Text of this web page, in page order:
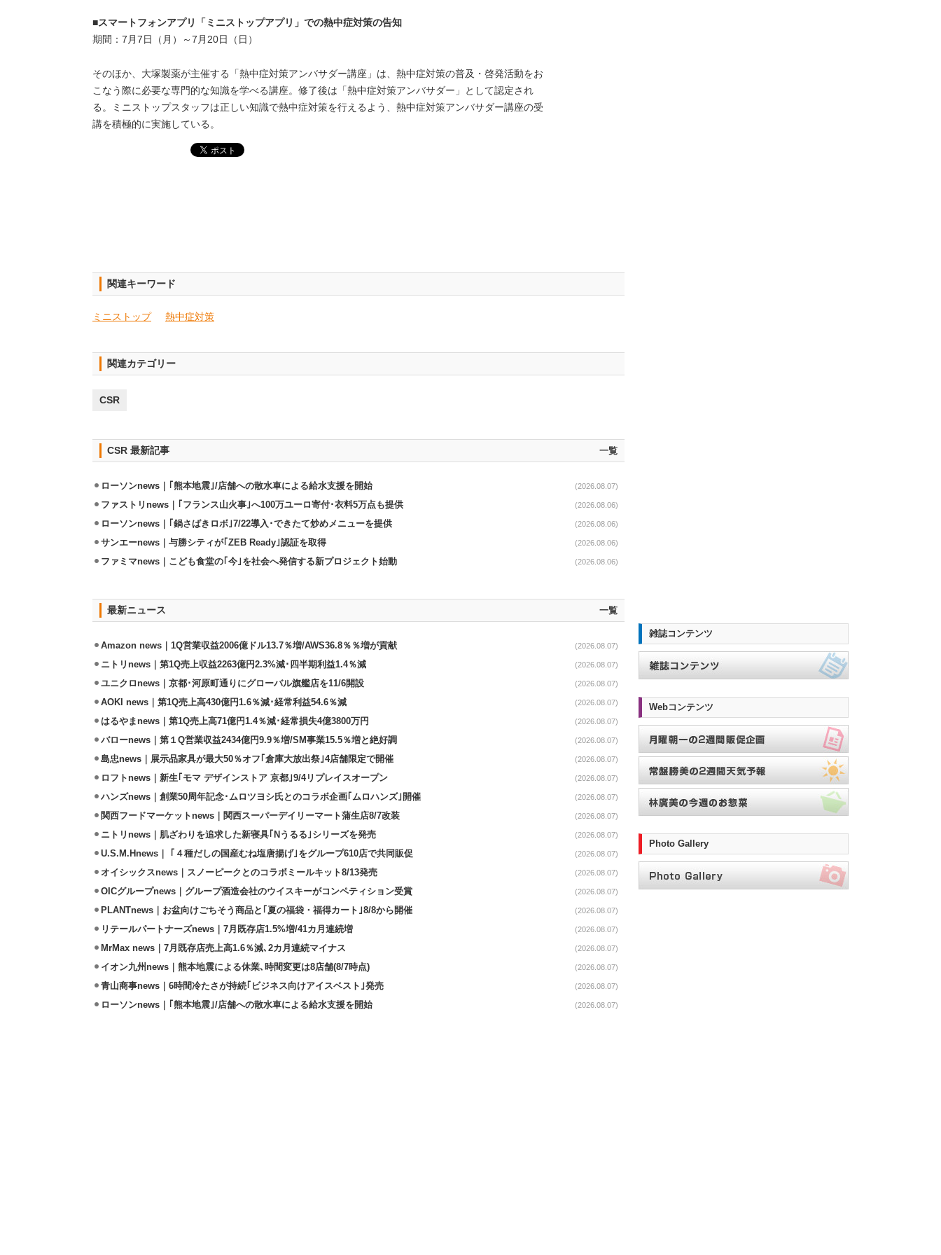
■スマートフォンアプリ「ミニストップアプリ」での熱中症対策の告知
期間：7月7日（月）～7月20日（日）
そのほか、大塚製薬が主催する「熱中症対策アンバサダー講座」は、熱中症対策の普及・啓発活動をお
こなう際に必要な専門的な知識を学べる講座。修了後は「熱中症対策アンバサダー」として認定され
る。ミニストップスタッフは正しい知識で熱中症対策を行えるよう、熱中症対策アンバサダー講座の受
講を積極的に実施している。
関連キーワード
ミニストップ 熱中症対策
関連カテゴリー
CSR
CSR 最新記事 一覧
ローソンnews｜｢熊本地震｣/店舗への散水車による給水支援を開始 (2026.08.07)
ファストリnews｜｢フランス山火事｣へ100万ユーロ寄付･衣料5万点も提供 (2026.08.06)
ローソンnews｜｢鍋さばきロボ｣7/22導入･できたて炒めメニューを提供 (2026.08.06)
サンエーnews｜与勝シティが｢ZEB Ready｣認証を取得 (2026.08.06)
ファミマnews｜こども食堂の｢今｣を社会へ発信する新プロジェクト始動 (2026.08.06)
最新ニュース 一覧
Amazon news｜1Q営業収益2006億ドル13.7％増/AWS36.8％％増が貢献 (2026.08.07)
ニトリnews｜第1Q売上収益2263億円2.3%減･四半期利益1.4％減 (2026.08.07)
ユニクロnews｜京都･河原町通りにグローバル旗艦店を11/6開設 (2026.08.07)
AOKI news｜第1Q売上高430億円1.6％減･経常利益54.6％減 (2026.08.07)
はるやまnews｜第1Q売上高71億円1.4％減･経常損失4億3800万円 (2026.08.07)
バローnews｜第１Q営業収益2434億円9.9％増/SM事業15.5％増と絶好調 (2026.08.07)
島忠news｜展示品家具が最大50％オフ｢倉庫大放出祭｣4店舗限定で開催 (2026.08.07)
ロフトnews｜新生｢モマ デザインストア 京都｣9/4リプレイスオープン (2026.08.07)
ハンズnews｜創業50周年記念･ムロツヨシ氏とのコラボ企画｢ムロハンズ｣開催 (2026.08.07)
関西フードマーケットnews｜関西スーパーデイリーマート蒲生店8/7改装 (2026.08.07)
ニトリnews｜肌ざわりを追求した新寝具｢Nうるる｣シリーズを発売 (2026.08.07)
U.S.M.Hnews｜ ｢４種だしの国産むね塩唐揚げ｣をグループ610店で共同販促 (2026.08.07)
オイシックスnews｜スノーピークとのコラボミールキット8/13発売 (2026.08.07)
OICグループnews｜グループ酒造会社のウイスキーがコンペティション受賞 (2026.08.07)
PLANTnews｜お盆向けごちそう商品と｢夏の福袋・福得カート｣8/8から開催 (2026.08.07)
リテールパートナーズnews｜7月既存店1.5%増/41カ月連続増 (2026.08.07)
MrMax news｜7月既存店売上高1.6％減､2カ月連続マイナス (2026.08.07)
イオン九州news｜熊本地震による休業､時間変更は8店舗(8/7時点) (2026.08.07)
青山商事news｜6時間冷たさが持続｢ビジネス向けアイスベスト｣発売 (2026.08.07)
ローソンnews｜｢熊本地震｣/店舗への散水車による給水支援を開始 (2026.08.07)
雑誌コンテンツ
Webコンテンツ
Photo Gallery